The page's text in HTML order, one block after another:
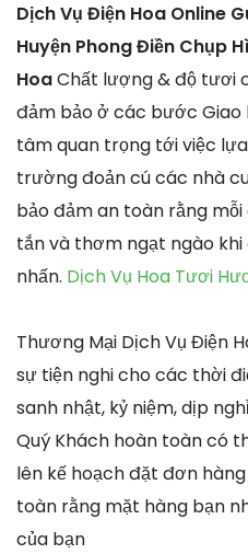
Dịch Vụ Điện Hoa Online
Huyện Phong Điền Chụp
HoaChất lượng & độ tươi
đảm bảo ở các bước Giao
tâm quan trọng tới việc
trường đoản cú các nhà
bảo đảm an toàn rằng
tắn và thơm ngạt ngào
nhấn. Dịch Vụ Hoa Tươi
Thương Mại Dịch Vụ Điện
sự tiện nghi cho các thời
sanh nhật, kỷ niệm, dịp
Quý Khách hoàn toàn có
lên kế hoạch đặt đơn
toàn rằng mặt hàng bạn
của bạn